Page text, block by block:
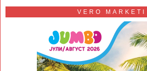
VERO MARKETI